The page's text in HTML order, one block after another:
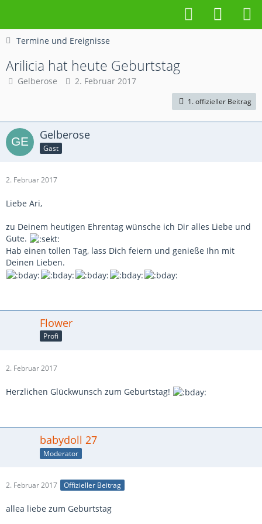
Termine und Ereignisse
Arilicia hat heute Geburtstag
Gelberose 2. Februar 2017
1. offizieller Beitrag
Gelberose
Gast
2. Februar 2017
Liebe Ari,
zu Deinem heutigen Ehrentag wünsche ich Dir alles Liebe und
Gute.
Hab einen tollen Tag, lass Dich feiern und genieße Ihn mit
Deinen Lieben.
Flower
Profi
2. Februar 2017
Herzlichen Glückwunsch zum Geburtstag!
babydoll 27
Moderator
2. Februar 2017 Offizieller Beitrag
allea liebe zum Geburtstag